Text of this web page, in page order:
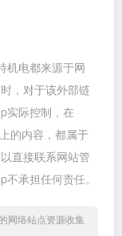
机电都来源于网
，对于该外部链
实际控制，在
的内容，都属于
直接联系网站管
承担任何责任。
网络站点资源收集